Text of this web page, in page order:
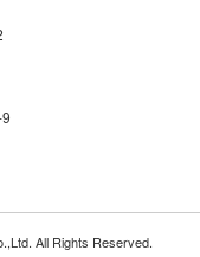
All Rights Reserved.